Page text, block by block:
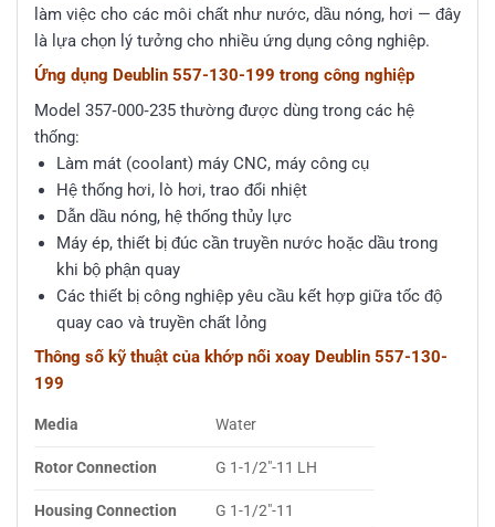
làm việc cho các môi chất như nước, dầu nóng, hơi — đây
là lựa chọn lý tưởng cho nhiều ứng dụng công nghiệp.
Ứng dụng Deublin 557-130-199 trong công nghiệp
Model 357‑000‑235 thường được dùng trong các hệ
thống:
Làm mát (coolant) máy CNC, máy công cụ
Hệ thống hơi, lò hơi, trao đổi nhiệt
Dẫn dầu nóng, hệ thống thủy lực
Máy ép, thiết bị đúc cần truyền nước hoặc dầu trong
khi bộ phận quay
Các thiết bị công nghiệp yêu cầu kết hợp giữa tốc độ
quay cao và truyền chất lỏng
Thông số kỹ thuật của khớp nối xoay Deublin 557-130-
199
Media Water
Rotor Connection G 1-1/2″-11 LH
Housing Connection G 1-1/2″-11